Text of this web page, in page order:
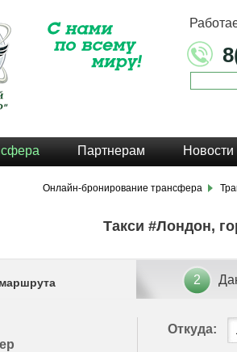
Партнерам Новости
Онлайн-бронирование трансфера
Такси #Лондон,
2
Откуда: